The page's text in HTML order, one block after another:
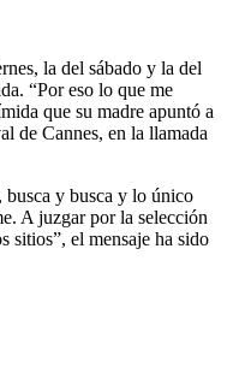
la del sábado y la del
“Por eso lo que me
que su madre apuntó a
de Cannes, en la llamada
busca y busca y lo único
A juzgar por la selección
sitios”, el mensaje ha sido